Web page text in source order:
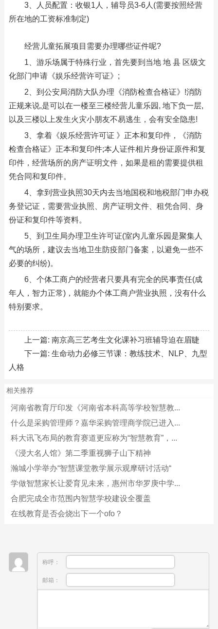
3、人员配置：收银1人，辅导员3-6人(需要按照经营
所在地的工资标准制定)
经营儿童拓展项目需要办理哪些证件呢?
1、游乐场属于特殊行业，首先要到当地 地 县 区级文
化部门申请《娱乐经营许可证》;
2、到公安局消防大队办理《消防检查合格证》!消防
正规来说,是可以在一楼至三楼经营儿童乐园, 地下负一层,
以及三楼以上发生火灾小朋友不易逃生，会有安全隐患!
3、拿着《娱乐经营许可证 》正本和复印件，《消防
检查合格证》正本和复印件;本人证件相片身份证原件和复
印件，经营场所的房产证明文件，如果是租的需要提供租
凭合同和复印件。
4、拿到营业执照30天内去当地国税和地税部门申办税
务登记证，需要营业执照、房产证明文件、租凭合同、身
份证和复印件等资料。
5、到卫生局办理卫生许可证(室内儿童乐园是聚集人
气的场所，建议去当地卫生防疫部门备案，以避免一些不
必要的纠纷)。
6、个体工商户的经营者只要具有完全的民事责任(成
年人，智力正常)，就能办个体工商户营业执照，没有什么
特别要求。
上一篇: 南京高三艺考生文化课补习班辅导迫在眉睫
下一篇: 生命动力必修三节课：教练技术、NLP、九型
人格
相关推荐
河南省教育厅印发《河南省本科高等学校智慧教...
什么是采购管理师？嘉华采购管理商学院已进入...
科大讯飞布局的教育赛道更应称为“智慧教育”，...
《浸大名人馆》第二季重视狮子山下精神
瀚城小学举办“智慧课堂教学展示观摩研讨活动“
学做智慧家长让爱育见未来，惠州市华罗庚中学...
合肥完成全市范围内智慧学校建设全覆盖
在线教育是否会烧出下一个ofo？
称呼：
邮箱：